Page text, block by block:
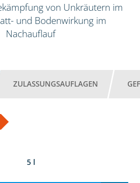
von Unkräutern im
und Bodenwirkung im
Nachauflauf
ZULASSUNGSAUFLAGEN
5 l